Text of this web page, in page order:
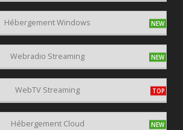
Hébergement Windows
Webradio Streaming
WebTV Streaming
Hébergement Cloud